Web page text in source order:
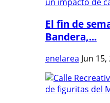
El fin de
Bandera,...
enelarea Jun 15,